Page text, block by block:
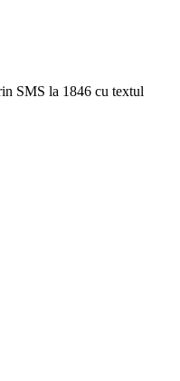
SMS la 1846 cu textul